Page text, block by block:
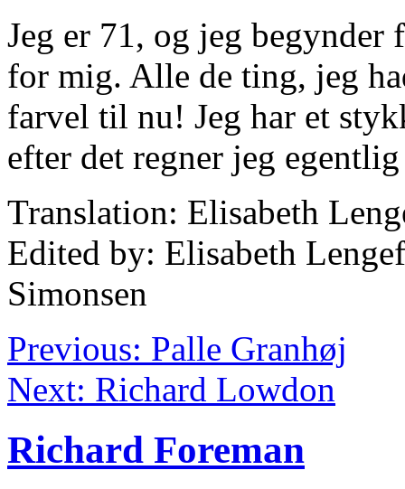
Jeg er 71, og jeg begynder
for mig. Alle de ting, jeg
farvel til nu! Jeg har et
efter det regner jeg
Translation: Elisabeth
Edited by: Elisabeth
Simonsen
Previous: Palle Granhøj
Next: Richard Lowdon
Richard Foreman